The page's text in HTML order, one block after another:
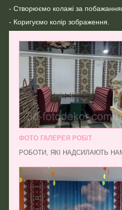
- Створюємо колажі за
- Коригуємо колір зображення.
ФОТО ГАЛЕРЕЯ РОБІТ
РОБОТИ, ЯКІ НАДСИЛАЮТЬ